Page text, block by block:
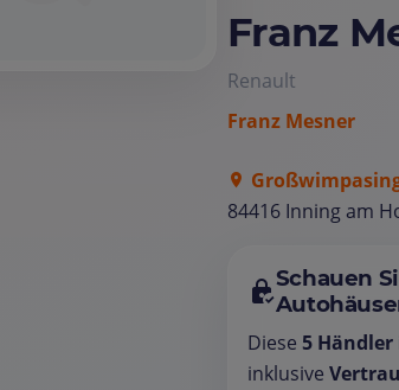
Franz
Renault
Franz Mesner
84416 Inning am
Schauen
Diese 5 Händler
inklusive